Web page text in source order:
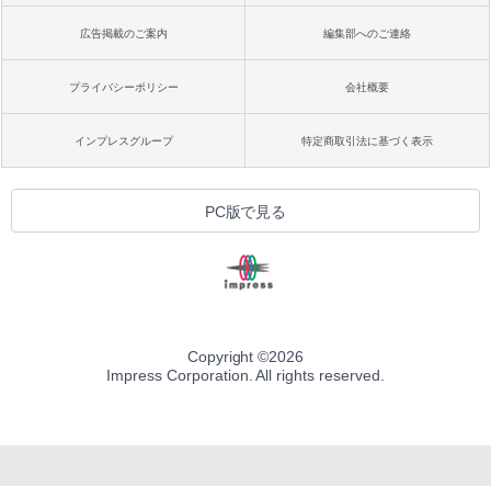
広告掲載のご案内 編集部へのご連絡
プライバシーポリシー 会社概要
インプレスグループ 特定商取引法に基づく表示
PC版で見る
Copyright ©2026
Impress Corporation. All rights reserved.